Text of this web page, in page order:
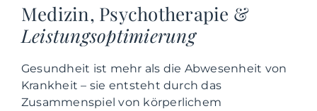
Medizin, Psychotherapie &
Leistungsoptimierung
Gesundheit ist mehr als die Abwesenheit von
Krankheit – sie entsteht durch das
Zusammenspiel von körperlichem